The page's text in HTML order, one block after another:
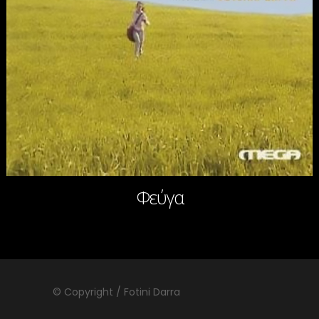
Φεύγα
© Copyright / Fotini Darra